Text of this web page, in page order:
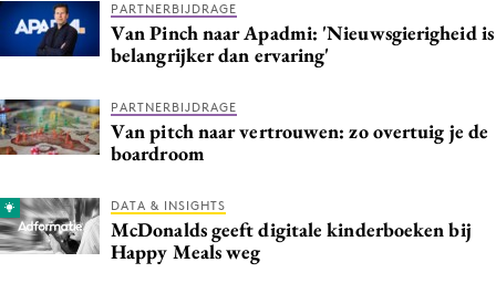
PARTNERBIJDRAGE
Van Pinch naar Apadmi: 'Nieuwsgierigheid is
belangrijker dan ervaring'
PARTNERBIJDRAGE
Van pitch naar vertrouwen: zo overtuig je de
boardroom
DATA & INSIGHTS
McDonalds geeft digitale kinderboeken bij
Happy Meals weg